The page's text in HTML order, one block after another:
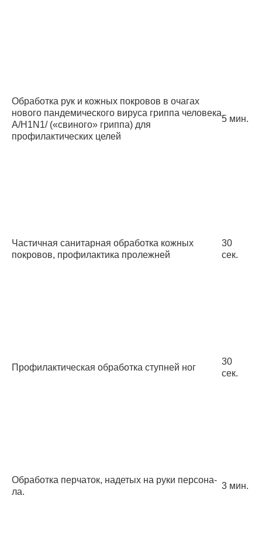
Обработка рук и кожных покровов в очагах
нового пандемического вируса гриппа человека
А/H1N1/ («сви­ного» гриппа) для
профилактических целей
5 мин.
Частичная санитарная обработка кожных
покро­вов, профилактика пролежней
30
сек.
Профилактическая обработка ступней ног
30
сек.
Обработка перчаток, надетых на руки персона­
ла.
3 мин.